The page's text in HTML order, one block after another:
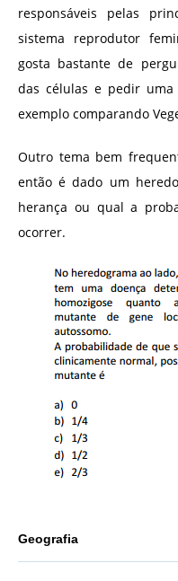
responsáveis pelas
sistema reprodutor
gosta bastante de
das células e pedir uma
exemplo comparando
Outro tema bem
então é dado um
herança ou qual a
ocorrer.
Geografia